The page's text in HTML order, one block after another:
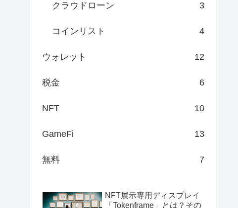
クラウドローン 3
コインリスト 4
ウォレット 12
税金 6
NFT 10
GameFi 13
無料 7
NFT展示専用ディスプレイ
「Tokenframe」とは？その